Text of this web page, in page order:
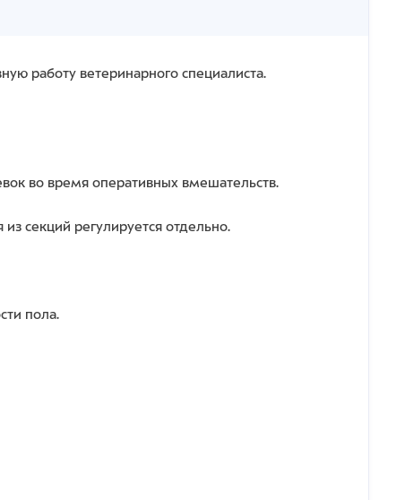
работу ветеринарного специалиста.
во время оперативных вмешательств.
секций регулируется отдельно.
пола.